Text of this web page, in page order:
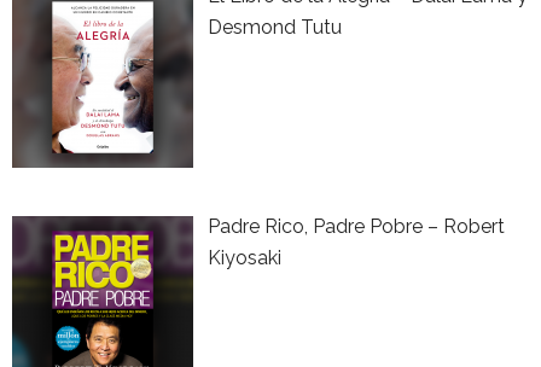
Desmond Tutu
Padre Rico, Padre Pobre – Robert
Kiyosaki